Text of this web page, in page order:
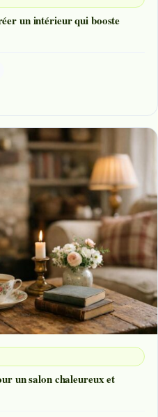
un intérieur qui booste
un salon chaleureux et